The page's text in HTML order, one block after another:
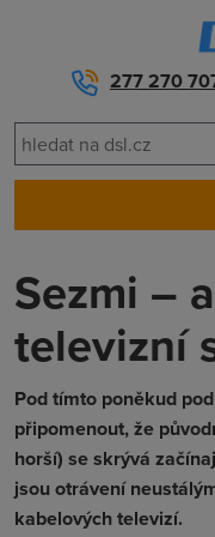
277 270
Sezmi –
televizní
Pod tímto poněkud
připomenout, že
horší) se skrývá
jsou otrávení
kabelových televizí.